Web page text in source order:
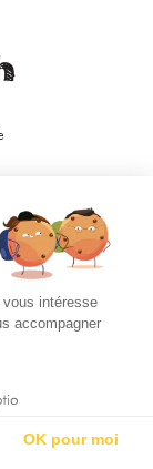
intéresse
accompagner
OK pour moi